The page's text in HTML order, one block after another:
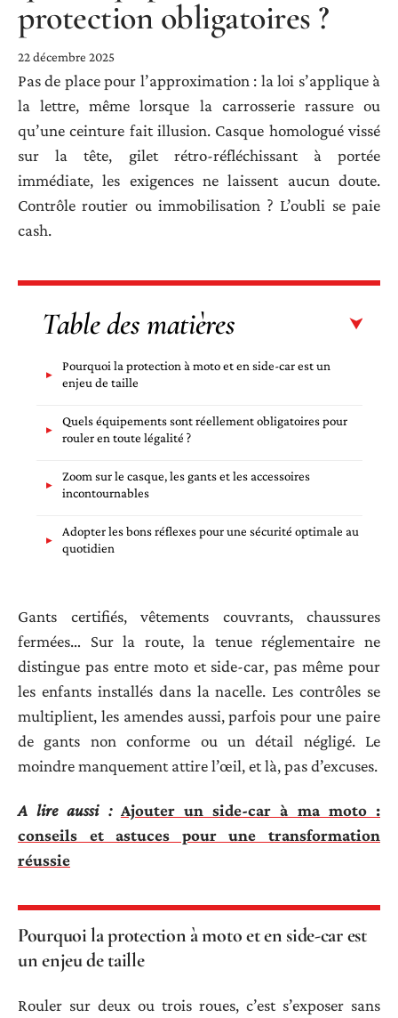
protection obligatoires ?
22 décembre 2025
Pas de place pour l’approximation : la loi s’applique à
la lettre, même lorsque la carrosserie rassure ou
qu’une ceinture fait illusion. Casque homologué vissé
sur la tête, gilet rétro-réfléchissant à portée
immédiate, les exigences ne laissent aucun doute.
Contrôle routier ou immobilisation ? L’oubli se paie
cash.
Table des matières
Pourquoi la protection à moto et en side-car est un
enjeu de taille
Quels équipements sont réellement obligatoires pour
rouler en toute légalité ?
Zoom sur le casque, les gants et les accessoires
incontournables
Adopter les bons réflexes pour une sécurité optimale au
quotidien
Gants certifiés, vêtements couvrants, chaussures
fermées… Sur la route, la tenue réglementaire ne
distingue pas entre moto et side-car, pas même pour
les enfants installés dans la nacelle. Les contrôles se
multiplient, les amendes aussi, parfois pour une paire
de gants non conforme ou un détail négligé. Le
moindre manquement attire l’œil, et là, pas d’excuses.
A lire aussi : Ajouter un side-car à ma moto :
conseils et astuces pour une transformation
réussie
Pourquoi la protection à moto et en side-car est
un enjeu de taille
Rouler sur deux ou trois roues, c’est s’exposer sans